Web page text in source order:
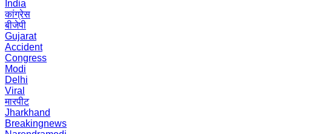
India
कांग्रेस
बीजेपी
Gujarat
Accident
Congress
Modi
Delhi
Viral
मारपीट
Jharkhand
Breakingnews